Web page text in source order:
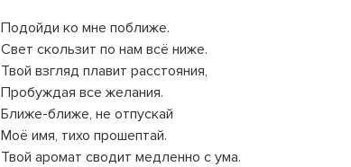
Подойди ко мне поближе.
Свет скользит по нам всё ниже.
Твой взгляд плавит расстояния,
Пробуждая все желания.
Ближе-ближе, не отпускай
Моё имя, тихо прошептай.
Твой аромат сводит медленно с ума.